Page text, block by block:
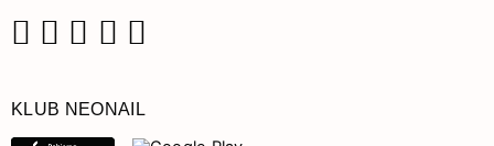
KLUB NEONAIL